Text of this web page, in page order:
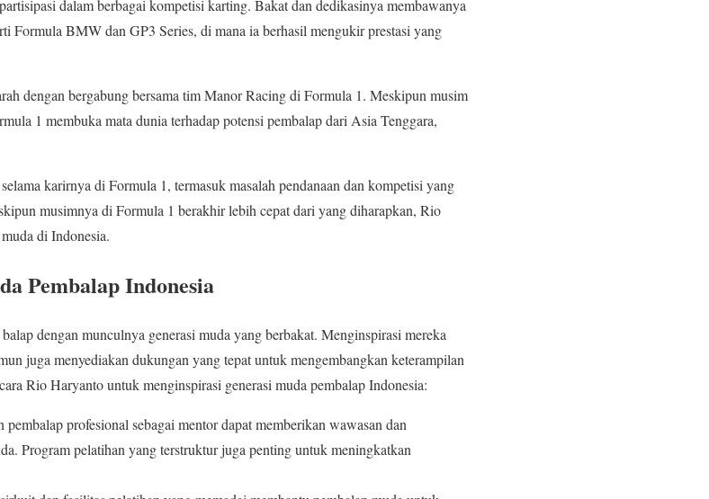
dalam berbagai kompetisi karting. Bakat dan dedikasinya membawanya
Formula BMW dan GP3 Series, di mana ia berhasil mengukir prestasi yang
dengan bergabung bersama tim Manor Racing di Formula 1. Meskipun musim
1 membuka mata dunia terhadap potensi pembalap dari Asia Tenggara,
karirnya di Formula 1, termasuk masalah pendanaan dan kompetisi yang
musimnya di Formula 1 berakhir lebih cepat dari yang diharapkan, Rio
di Indonesia.
Pembalap Indonesia
dengan munculnya generasi muda yang berbakat. Menginspirasi mereka
juga menyediakan dukungan yang tepat untuk mengembangkan keterampilan
Rio Haryanto untuk menginspirasi generasi muda pembalap Indonesia:
pembalap profesional sebagai mentor dapat memberikan wawasan dan
Program pelatihan yang terstruktur juga penting untuk meningkatkan